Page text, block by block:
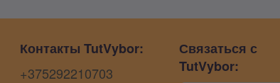
Контакты TutVybor:
+375292210703
Связаться с
TutVybor: